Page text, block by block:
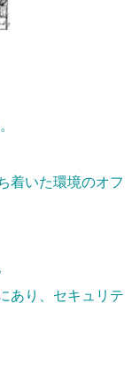
着いた環境のオフ
あり、セキュリテ